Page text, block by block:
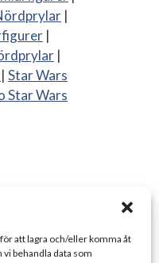
att lagra och/eller komma åt
behandla data som
|
|
|
| Star Wars
Star Wars